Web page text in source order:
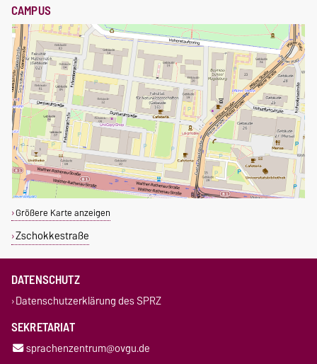
CAMPUS
Größere Karte anzeigen
Zschokkestraße
DATENSCHUTZ
Datenschutzerklärung des SPRZ
SEKRETARIAT
sprachenzentrum@ovgu.de